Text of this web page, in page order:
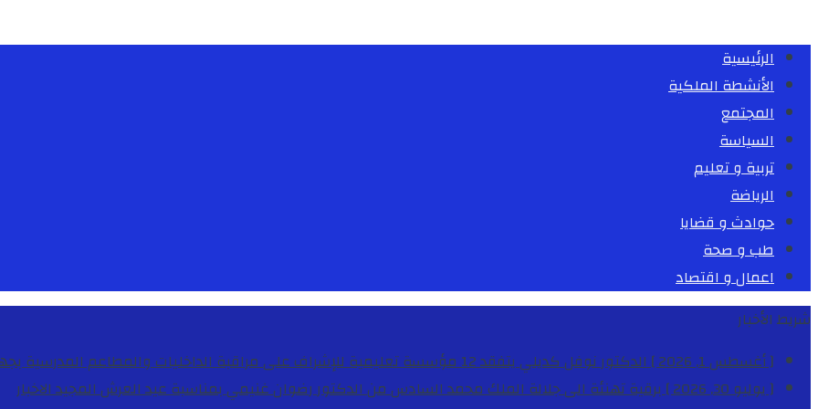
الرئيسية
الأنشطة الملكية
المجتمع
السياسة
تربية و تعليم
الرياضة
حوادث و قضايا
طب و صحة
اعمال و اقتصاد
شريط الأخبار
[ أغسطس 1, 2026 ]
الدكتور نوفل كديلي يتفقد 12 مؤسسة تعليمية للإشراف على مراقبة الداخليات والمطاعم المدرسية بجهة الدار البيضاء-سطات
[ يوليو 30, 2026 ]
برقية تهنئة الى جلالة الملك محمد السادس من الدكتور رضوان غنيمي بمناسبة عيد العرش المجيدالاخبار